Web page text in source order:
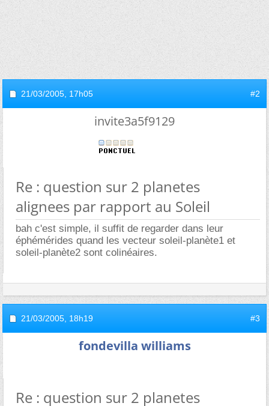
21/03/2005, 17h05 #2
invite3a5f9129
Re : question sur 2 planetes
alignees par rapport au Soleil
bah c'est simple, il suffit de regarder dans leur
éphémérides quand les vecteur soleil-planète1 et
soleil-planète2 sont colinéaires.
21/03/2005, 18h19 #3
fondevilla williams
Re : question sur 2 planetes